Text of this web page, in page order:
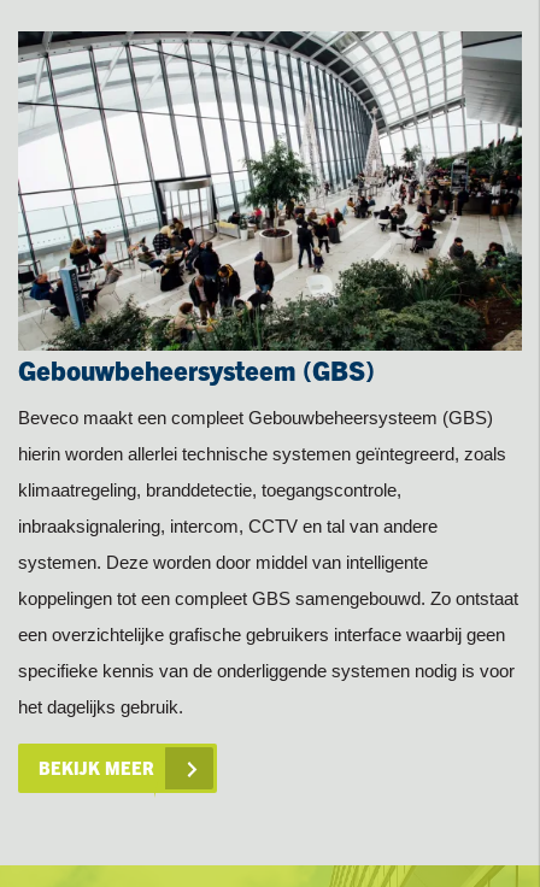
Gebouwbeheersysteem (GBS)
Beveco maakt een compleet Gebouwbeheersysteem (GBS)
hierin worden allerlei technische systemen geïntegreerd, zoals
klimaatregeling, branddetectie, toegangscontrole,
inbraaksignalering, intercom, CCTV en tal van andere
systemen. Deze worden door middel van intelligente
koppelingen tot een compleet GBS samengebouwd. Zo ontstaat
een overzichtelijke grafische gebruikers interface waarbij geen
specifieke kennis van de onderliggende systemen nodig is voor
het dagelijks gebruik.
BEKIJK MEER
BEKIJK MEER
BEKIJK MEER
Mede door de stijgende energieprijzen en de roep om een beter
milieu neemt de vraag naar Energie Management Systemen
(EMS) toe. Afhankelijk van het gebouw, bijvoorbeeld ziekenhuis,
kantoor, appartementencomplex, etc. kunnen systemen sterk
variëren. Beveco levert complete
Energiemanagementsystemen toegespitst op de eisen en
wensen van de gebruiker en omgeving.
BEKIJK MEER